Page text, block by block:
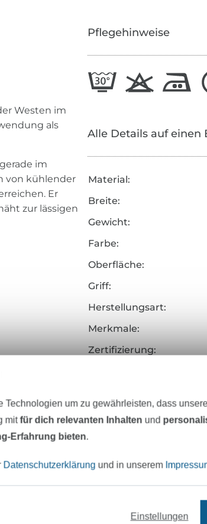
Westen im
als
im
von kühlender
Er
zur lässigen
Pflegehinweise
Alle Details auf einen
Material:
Breite:
Gewicht:
Farbe:
Oberfläche:
Griff:
Herstellungsart:
Merkmale:
Zertifizierung:
Art.Nr.:
Hersteller-Kontaktdaten
Tipp: Das passt dazu
Technologien um zu gewährleisten, dass
mitfür dich relevanten Inhalten und
Erfahrung bieten.
Datenschutzerklärung und in unserem
Einstellungen